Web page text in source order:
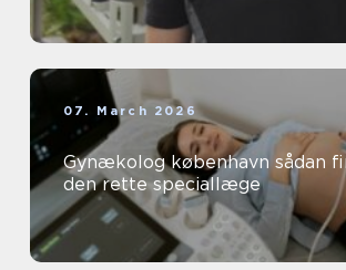
07. March 2026
Gynækolog københavn sådan finder du
den rette speciallæge